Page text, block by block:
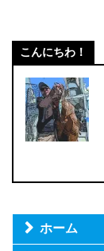
こんにちわ！
ホーム